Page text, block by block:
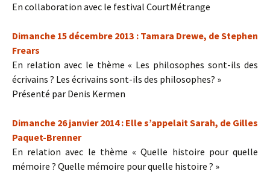
En collaboration avec le festival CourtMétrange
Dimanche 15 décembre 2013 : Tamara Drewe, de Stephen
Frears
En relation avec le thème « Les philosophes sont-ils des
écrivains ? Les écrivains sont-ils des philosophes? »
Présenté par Denis Kermen
Dimanche 26 janvier 2014 : Elle s’appelait Sarah, de Gilles
Paquet-Brenner
En relation avec le thème « Quelle histoire pour quelle
mémoire ? Quelle mémoire pour quelle histoire ? »